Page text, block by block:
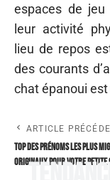
espaces de
leur activité
lieu de repos
des courants
chat épanoui
ARTICLE
Top des prénoms les plus
originaux pour votre petite